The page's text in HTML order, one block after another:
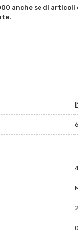
anche se di